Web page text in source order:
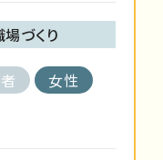
づくり
女性